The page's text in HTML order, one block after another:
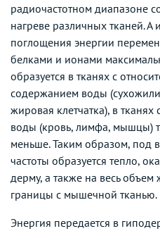
радиочастотном диапазоне
нагреве различных тканей. А
поглощения энергии
белками и ионами
образуется в тканях с
содержанием воды
жировая клетчатка), в
воды (кровь, лимфа, мышцы)
меньше. Таким образом, под
частоты образуется тепло,
дерму, а также на весь
границы с мышечной тканью.
Энергия передается в